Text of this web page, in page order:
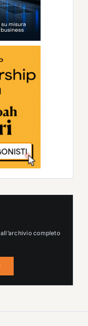
completo